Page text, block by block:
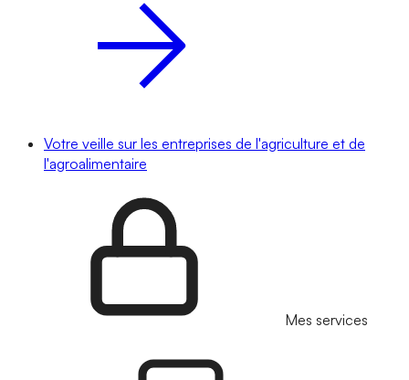
Votre veille sur les entreprises de l'agriculture et de
l'agroalimentaire
Mes services